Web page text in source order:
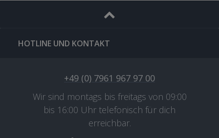
HOTLINE UND KONTAKT
+49 (0) 7961 967 97 00
Wir sind montags bis freitags von 09:00
bis 16:00 Uhr telefonisch für dich
erreichbar.